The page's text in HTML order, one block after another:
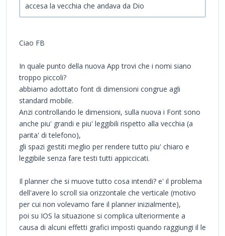
accesa la vecchia che andava da Dio
Ciao FB
In quale punto della nuova App trovi che i nomi siano
troppo piccoli?
abbiamo adottato font di dimensioni congrue agli
standard mobile.
Anzi controllando le dimensioni, sulla nuova i Font sono
anche piu' grandi e piu' leggibili rispetto alla vecchia (a
parita' di telefono),
gli spazi gestiti meglio per rendere tutto piu' chiaro e
leggibile senza fare testi tutti appiccicati.
Il planner che si muove tutto cosa intendi? e' il problema
dell'avere lo scroll sia orizzontale che verticale (motivo
per cui non volevamo fare il planner inizialmente),
poi su IOS la situazione si complica ulteriormente a
causa di alcuni effetti grafici imposti quando raggiungi il le